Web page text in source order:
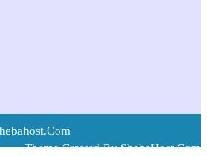
Theme Created By ShebaHost.Com